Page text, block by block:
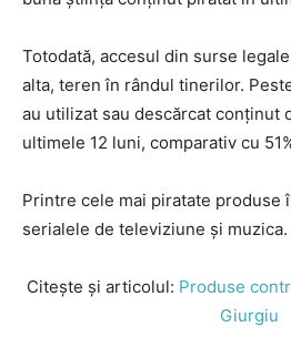
Totodată, accesul din surse
alta, teren în rândul tinerilor.
au utilizat sau descărcat conținut
ultimele 12 luni, comparativ cu
Printre cele mai piratate produse
serialele de televiziune și muzica.
Citește și articolul: Produse
Giurgiu